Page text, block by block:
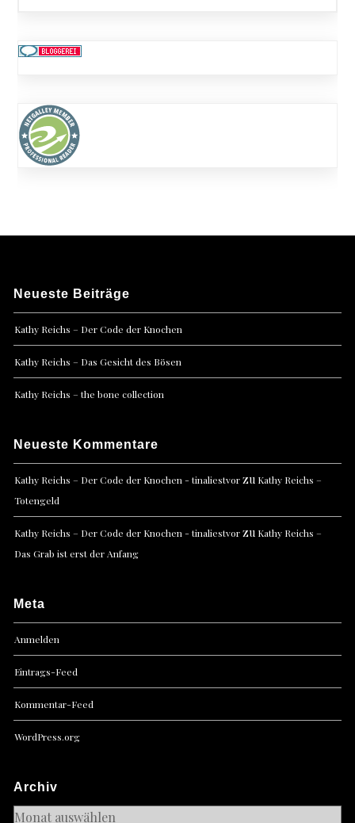
Neueste Beiträge
Kathy Reichs – Der Code der Knochen
Kathy Reichs – Das Gesicht des Bösen
Kathy Reichs – the bone collection
Neueste Kommentare
Kathy Reichs – Der Code der Knochen - tinaliestvorzu Kathy Reichs –
Totengeld
Kathy Reichs – Der Code der Knochen - tinaliestvorzu Kathy Reichs –
Das Grab ist erst der Anfang
Meta
Anmelden
Eintrags-Feed
Kommentar-Feed
WordPress.org
Archiv
Archiv